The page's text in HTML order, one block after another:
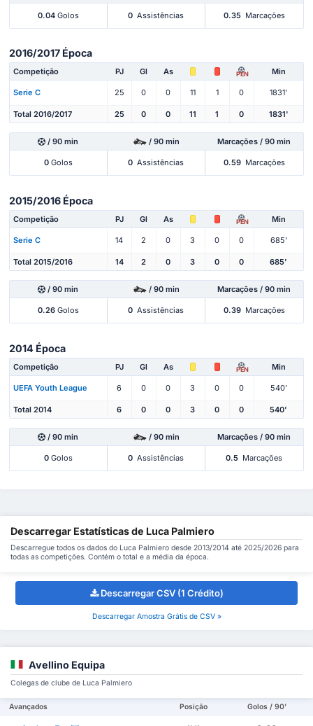
0.04Golos 0 Assistências 0.35 Marcações
2016/2017 Época
Competição PJ Gl As PEN Min
Serie C 25 0 0 11 1 0 1831'
Total 2016/2017 25 0 0 11 1 0 1831'
/ 90 min / 90 min Marcações / 90 min
0Golos 0 Assistências 0.59 Marcações
2015/2016 Época
Competição PJ Gl As PEN Min
Serie C 14 2 0 3 0 0 685'
Total 2015/2016 14 2 0 3 0 0 685'
/ 90 min / 90 min Marcações / 90 min
0.26Golos 0 Assistências 0.39 Marcações
2014 Época
Competição PJ Gl As PEN Min
UEFA Youth League 6 0 0 3 0 0 540'
Total 2014 6 0 0 3 0 0 540'
/ 90 min / 90 min Marcações / 90 min
0Golos 0 Assistências 0.5 Marcações
Descarregar Estatísticas de Luca Palmiero
Descarregue todos os dados do Luca Palmiero desde 2013/2014 até 2025/2026 para
todas as competições. Contém o total e a média da época.
Descarregar CSV (1 Crédito)
Descarregar Amostra Grátis de CSV »
Avellino Equipa
Colegas de clube de Luca Palmiero
Avançados Posição Golos / 90'